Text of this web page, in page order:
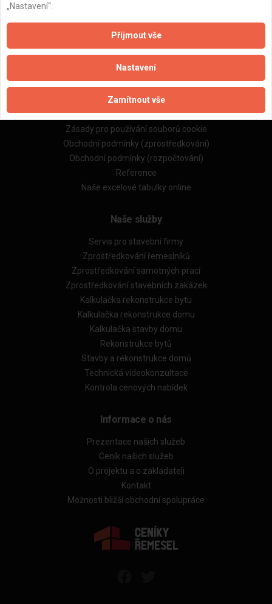
Naše firmy a řemeslníci
Zpracování a ochrana osobních údajů
Zásady pro používání souborů cookie
Obchodní podmínky (zprostředkování)
Obchodní podmínky (rozpočtování)
Reference
Naše excelové tabulky online
Naše služby
Servis pro stavební firmy
Zprostředkování řemeslníků
Zprostředkování samotných prací
Zprostředkování stavebních zakázek
Kalkulačka rekonstrukce bytu
Kalkulačka rekonstrukce domu
Kalkulačka stavby domu
Rekonstrukce bytů
Stavby a rekonstrukce domů
Technická videokonzultace
Kontrola cenových nabídek
Informace o nás
Prezentace našich služeb
Ceník našich služeb
O projektu a o zakladateli
Kontakt
Možnosti bližší obchodní spolupráce
„Nastavení“.
Přijmout vše
Nastavení
Zamítnout vše